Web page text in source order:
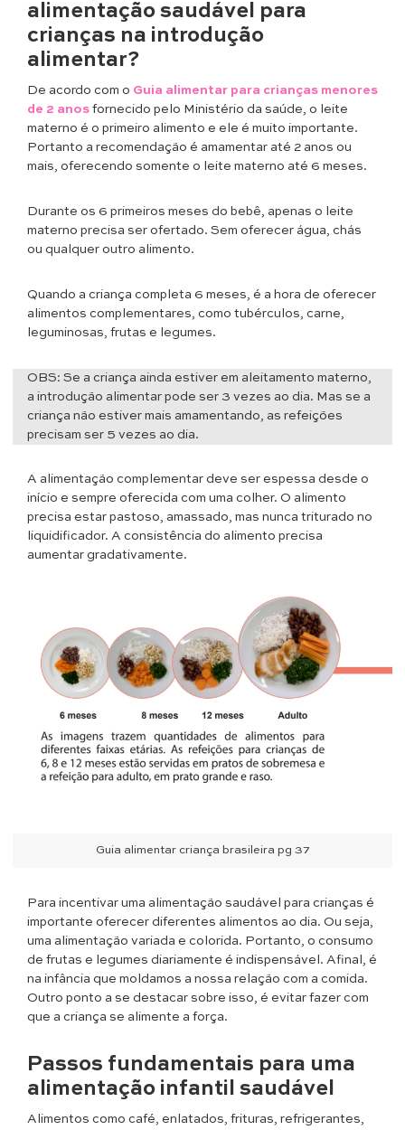
alimentação saudável para
crianças na introdução
alimentar?
De acordo com o Guia alimentar para crianças menores
de 2 anos fornecido pelo Ministério da saúde, o leite
materno é o primeiro alimento e ele é muito importante.
Portanto a recomendação é amamentar até 2 anos ou
mais, oferecendo somente o leite materno até 6 meses.
Durante os 6 primeiros meses do bebê, apenas o leite
materno precisa ser ofertado. Sem oferecer água, chás
ou qualquer outro alimento.
Quando a criança completa 6 meses, é a hora de oferecer
alimentos complementares, como tubérculos, carne,
leguminosas, frutas e legumes.
OBS: Se a criança ainda estiver em aleitamento materno,
a introdução alimentar pode ser 3 vezes ao dia. Mas se a
criança não estiver mais amamentando, as refeições
precisam ser 5 vezes ao dia.
A alimentação complementar deve ser espessa desde o
início e sempre oferecida com uma colher. O alimento
precisa estar pastoso, amassado, mas nunca triturado no
liquidificador. A consistência do alimento precisa
aumentar gradativamente.
Guia alimentar criança brasileira pg 37
Para incentivar uma alimentação saudável para crianças é
importante oferecer diferentes alimentos ao dia. Ou seja,
uma alimentação variada e colorida. Portanto, o consumo
de frutas e legumes diariamente é indispensável. Afinal, é
na infância que moldamos a nossa relação com a comida.
Outro ponto a se destacar sobre isso, é evitar fazer com
que a criança se alimente a força.
Passos fundamentais para uma
alimentação infantil saudável
Alimentos como café, enlatados, frituras, refrigerantes,